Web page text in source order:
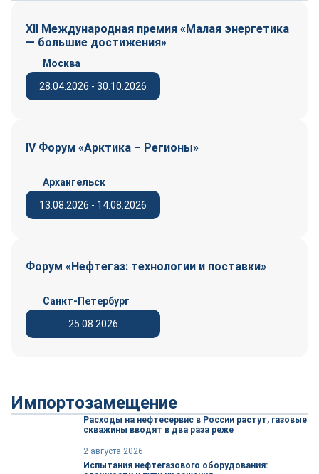
XII Международная премия «Малая энергетика
— большие достижения»
28.04.2026 - 30.10.2026
Москва
IV Форум «Арктика – Регионы»
13.08.2026 - 14.08.2026
Архангельск
Форум «Нефтегаз: технологии и поставки»
25.08.2026
Санкт-Петербург
Импортозамещение
Расходы на нефтесервис в России растут, газовые
скважины вводят в два раза реже
2 августа 2026
Испытания нефтегазового оборудования: